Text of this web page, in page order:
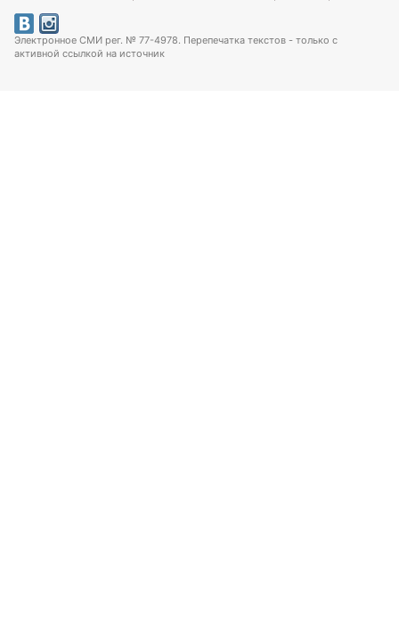
Электронное СМИ рег. № 77-4978. Перепечатка текстов - только с
активной ссылкой на источник